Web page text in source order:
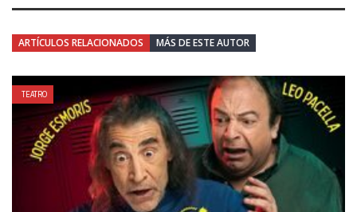
ARTÍCULOS RELACIONADOS MÁS DE ESTE AUTOR
TEATRO